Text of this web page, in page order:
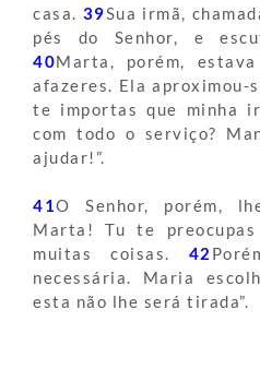
casa. 39Sua irmã,
pés do Senhor, e
40Marta, porém,
afazeres. Ela aproximou-
te importas que minha
com todo o serviço?
ajudar!”.
41O Senhor, porém,
Marta! Tu te
muitas coisas. 42
necessária. Maria
esta não lhe será tirada”.